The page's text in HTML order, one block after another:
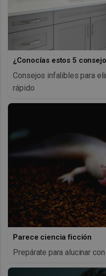
¿Conocías estos 5
Consejos infalibles para
rápido
Parece ciencia ficción
Prepárate para alucinar